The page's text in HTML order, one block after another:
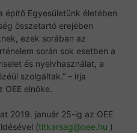
építő Egyesületünk életében
összetartó erejében
ezek sorában az
során sok esetben a
és nyelvhasználat, a
szolgáltak.” – írja
elnöke.
2019. január 25-ig az OEE
(titkarsag@oee.hu )